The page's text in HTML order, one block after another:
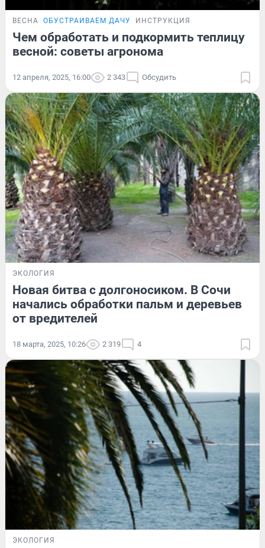
ВЕСНА ОБУСТРАИВАЕМ ДАЧУ ИНСТРУКЦИЯ
Чем обработать и подкормить теплицу
весной: советы агронома
12 апреля, 2025, 16:00 2 343 Обсудить
ЭКОЛОГИЯ
Новая битва с долгоносиком. В Сочи
начались обработки пальм и деревьев
от вредителей
18 марта, 2025, 10:26 2 319 4
ЭКОЛОГИЯ